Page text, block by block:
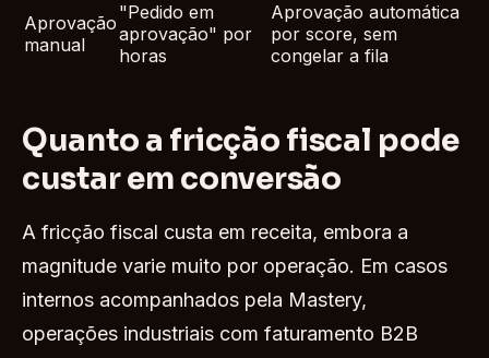
Aprovação
manual
"Pedido em
aprovação" por
horas
Aprovação automática
por score, sem
congelar a fila
Quanto a fricção fiscal pode
custar em conversão
A fricção fiscal custa em receita, embora a
magnitude varie muito por operação. Em casos
internos acompanhados pela Mastery,
operações industriais com faturamento B2B